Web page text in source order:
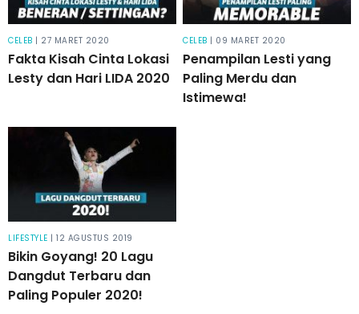
CELEB | 27 MARET 2020
Fakta Kisah Cinta Lokasi
Lesty dan Hari LIDA 2020
CELEB | 09 MARET 2020
Penampilan Lesti yang
Paling Merdu dan
Istimewa!
LIFESTYLE | 12 AGUSTUS 2019
Bikin Goyang! 20 Lagu
Dangdut Terbaru dan
Paling Populer 2020!